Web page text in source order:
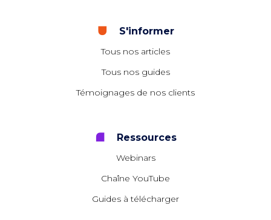
S'informer
Tous nos articles
Tous nos guides
Témoignages de nos clients
Ressources
Webinars
Chaîne YouTube
Guides à télécharger